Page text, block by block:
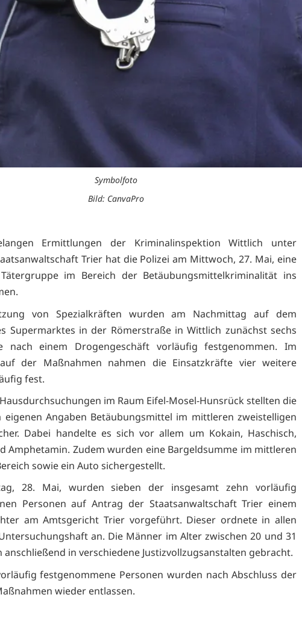
Symbolfoto
Bild: CanvaPro
Ermittlungen der Kriminalinspektion Wittlich unter
Trier hat die Polizei am Mittwoch, 27. Mai, eine
im Bereich der Betäubungsmittelkriminalität ins
von Spezialkräften wurden am Nachmittag auf dem
Supermarktes in der Römerstraße in Wittlich zunächst sechs
nach einem Drogengeschäft vorläufig festgenommen. Im
der Maßnahmen nahmen die Einsatzkräfte vier weitere
fest.
im Raum Eifel-Mosel-Hunsrück stellten die
eigenen Angaben Betäubungsmittel im mittleren zweistelligen
Dabei handelte es sich vor allem um Kokain, Haschisch,
Amphetamin. Zudem wurden eine Bargeldsumme im mittleren
sowie ein Auto sichergestellt.
28. Mai, wurden sieben der insgesamt zehn vorläufig
Personen auf Antrag der Staatsanwaltschaft Trier einem
am Amtsgericht Trier vorgeführt. Dieser ordnete in allen
an. Die Männer im Alter zwischen 20 und 31
anschließend in verschiedene Justizvollzugsanstalten gebracht.
festgenommene Personen wurden nach Abschluss der
wieder entlassen.